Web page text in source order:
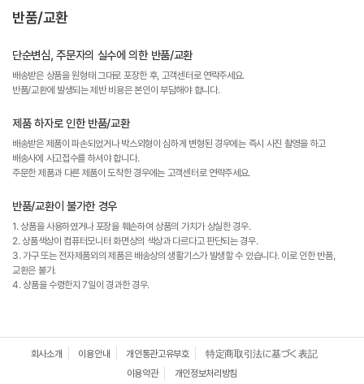
반품/교환
단순변심, 주문자의 실수에 의한 반품/교환
배송받은 상품을 원형태 그대로 포장한 후, 고객센터로 연락주세요.
반품/교환에 발생되는 제반 비용은 본인이 부담해야 합니다.
제품 하자로 인한 반품/교환
배송받은 제품이 파손되었거나 박스외형이 심하게 변형된 경우에는 즉시 사진 촬영을 하고
배송사에 사고접수를 하셔야 합니다.
주문한 제품과 다른 제품이 도착한 경우에는 고객센터로 연락주세요.
반품/교환이 불가한 경우
1. 상품을 사용하였거나 포장을 훼손하여 상품의 가치가 상실한 경우.
2. 상품색상이 컴퓨터모니터 화면상의 색상과 다르다고 판단되는 경우.
3. 가구 또는 전자제품외의 제품은 배송상의 생활기스가 발생할 수 있습니다. 이로 인한 반품,
교환은 불가.
4. 상품을 수령한지 7일이 경과한 경우.
회사소개 이용안내 개인통관고유부호
特定商取引法に基づく表記
이용약관
개인정보처리방침